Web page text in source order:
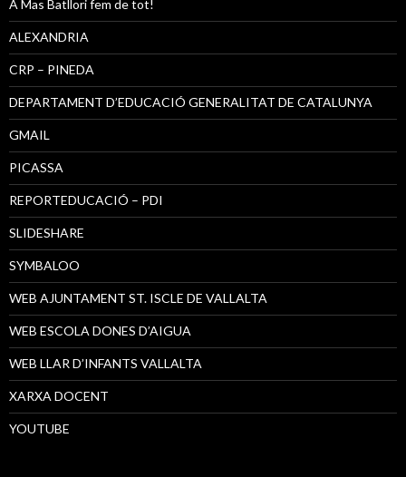
A Mas Batllori fem de tot!
ALEXANDRIA
CRP – PINEDA
DEPARTAMENT D’EDUCACIÓ GENERALITAT DE CATALUNYA
GMAIL
PICASSA
REPORTEDUCACIÓ – PDI
SLIDESHARE
SYMBALOO
WEB AJUNTAMENT ST. ISCLE DE VALLALTA
WEB ESCOLA DONES D’AIGUA
WEB LLAR D’INFANTS VALLALTA
XARXA DOCENT
YOUTUBE